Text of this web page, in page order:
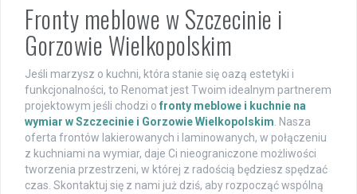
Fronty meblowe w Szczecinie i
Gorzowie Wielkopolskim
Jeśli marzysz o kuchni, która stanie się oazą estetyki i
funkcjonalności, to Renomat jest Twoim idealnym partnerem
projektowym jeśli chodzi o fronty meblowe i kuchnie na
wymiar w Szczecinie i Gorzowie Wielkopolskim. Nasza
oferta frontów lakierowanych i laminowanych, w połączeniu
z kuchniami na wymiar, daje Ci nieograniczone możliwości
tworzenia przestrzeni, w której z radością będziesz spędzać
czas. Skontaktuj się z nami już dziś, aby rozpocząć wspólną